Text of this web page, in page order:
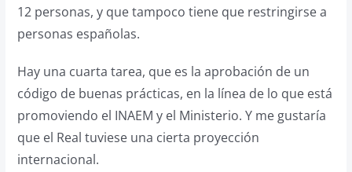
12 personas, y que tampoco tiene que restringirse a
personas españolas.
Hay una cuarta tarea, que es la aprobación de un
código de buenas prácticas, en la línea de lo que está
promoviendo el INAEM y el Ministerio. Y me gustaría
que el Real tuviese una cierta proyección
internacional.